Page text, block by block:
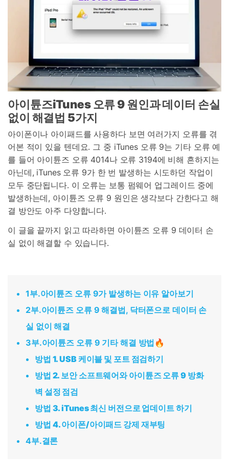
리소스 허브
3,000개 이상의 사용 가이드, 전문가 팁 및 최
신 모바일 소식을 확인하세요.
사용 가이드
고객 지원
검색하기
아이튠즈iTunes오류9 원인과 데이터 손실
없이 해결법 5가지
아이폰이나 아이패드를 사용하다 보면 여러가지 오류를 겪
어본 적이 있을 텐데요. 그 중 iTunes 오류 9는 기타 오류 예
를 들어 아이튠즈 오류 4014나 오류 3194에 비해 흔하지는
아닌데, iTunes 오류 9가 한 번 발생하는 시도하던 작업이
모두 중단됩니다. 이 오류는 보통 펌웨어 업그레이드 중에
발생하는데, 아이튠즈 오류 9 원인은 생각보다 간한다고 해
결 방안도 아주 다양합니다.
이 글을 끝까지 읽고 따라하면 아이튠즈 오류 9 데이터 손
실 없이 해결할 수 있습니다.
1부.아이튠즈 오류 9가 발생하는 이유 알아보기
2부.아이튠즈 오류 9 해결법, 닥터폰으로 데이터 손
실 없이 해결
3부.아이튠즈 오류 9 기타 해결 방법🔥
방법 1. USB 케이블 및 포트 점검하기
방법 2. 보안 소프트웨어와 아이튠즈 오류9 방화
벽 설정 점검
방법 3. iTunes최신 버전으로 업데이트 하기
방법 4.아이폰/아이패드 강제 재부팅
4부.결론